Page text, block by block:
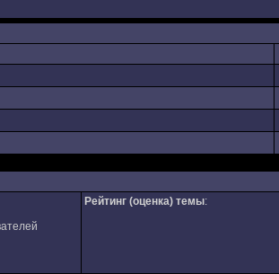
Рейтинг (оценка) темы: